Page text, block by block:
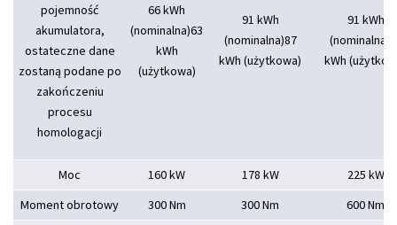
pojemność
akumulatora,
ostateczne dane
zostaną podane po
zakończeniu
procesu
homologacji
66 kWh
(nominalna)63
kWh
(użytkowa)
91 kWh
(nominalna)87
kWh (użytkowa)
91 kWh
kWh
Moc 160 kW 178 kW
225 kW
Moment obrotowy
300 Nm 300 Nm
600 Nm